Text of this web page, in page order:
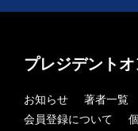
プレジデント
お知らせ 著者一覧
会員登録について